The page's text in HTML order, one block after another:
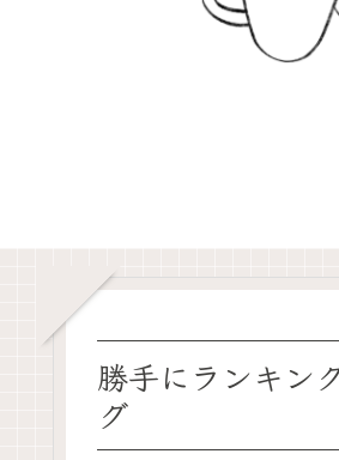
勝手にランキン
グ